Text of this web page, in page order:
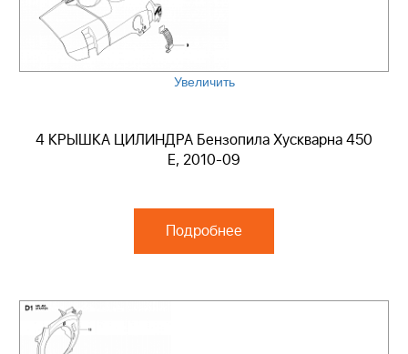
Увеличить
4 КРЫШКА ЦИЛИНДРА Бензопила Хускварна 450
E, 2010-09
Подробнее